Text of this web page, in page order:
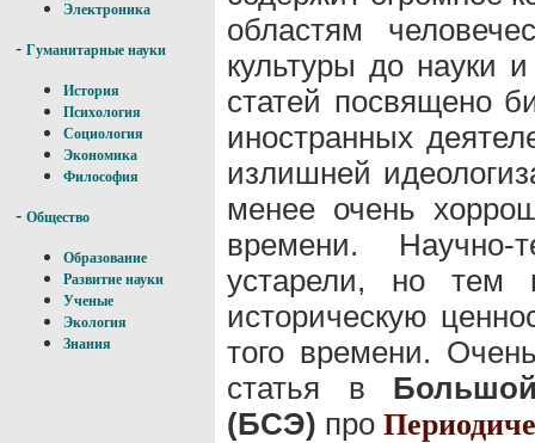
Электроника
- Гуманитарные науки
История
Психология
Социология
Экономика
Философия
- Общество
Образование
Развитие науки
Ученые
Экология
Знания
областям
культуры до науки
статей посвящено
иностранных
излишней
менее очень
времени. Научно-
устарели, но тем
историческую
того времени.
статья в
(БСЭ) про